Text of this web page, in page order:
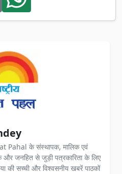
Pahal के संस्थापक, मालिक एवं
और जनहित से जुड़ी पत्रकारिता के लिए
की सच्ची और विश्वसनीय खबरें पाठकों